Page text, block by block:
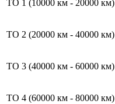
ТО 1 (10000 км - 20000 км)
ТО 2 (20000 км - 40000 км)
ТО 3 (40000 км - 60000 км)
ТО 4 (60000 км - 80000 км)